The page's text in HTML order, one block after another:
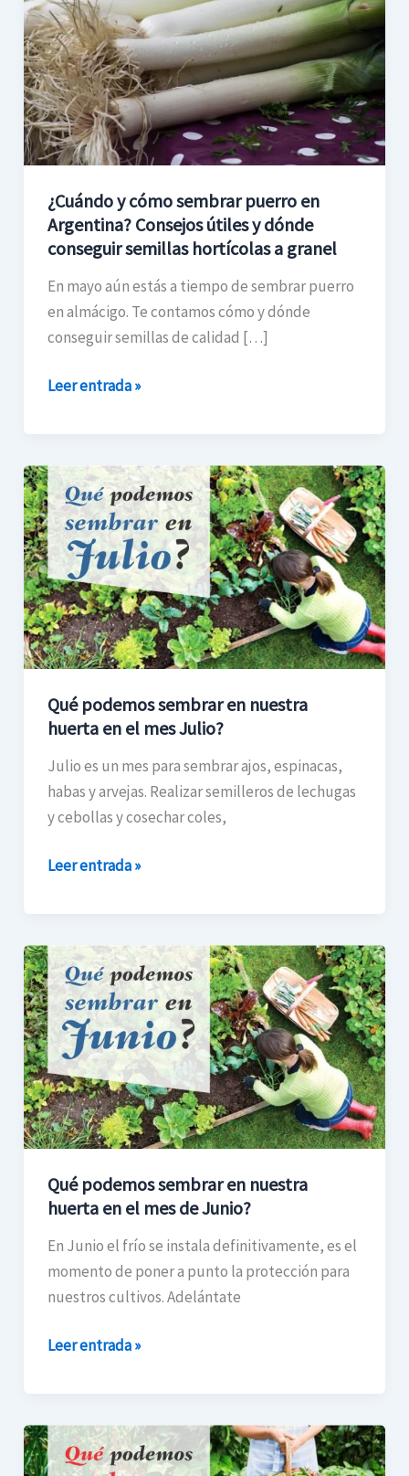
¿Cuándo y cómo sembrar puerro en
Argentina? Consejos útiles y dónde
conseguir semillas hortícolas a granel
En mayo aún estás a tiempo de sembrar puerro
en almácigo. Te contamos cómo y dónde
conseguir semillas de calidad […]
sembrar
puerro
en
Argentina?
Consejos
útiles
y
dónde
conseguir
semillas
a
granel
Leer entrada »
Qué podemos sembrar en nuestra
huerta en el mes Julio?
Julio es un mes para sembrar ajos, espinacas,
habas y arvejas. Realizar semilleros de lechugas
y cebollas y cosechar coles,
Qué
podemos
sembrar
en
nuestra
huerta
en
el
Julio?
Leer entrada »
Qué podemos sembrar en nuestra
huerta en el mes de Junio?
En Junio el frío se instala definitivamente, es el
momento de poner a punto la protección para
nuestros cultivos. Adelántate
Qué
podemos
sembrar
en
nuestra
huerta
en
el
de
Junio?
Leer entrada »
Qué
podemos